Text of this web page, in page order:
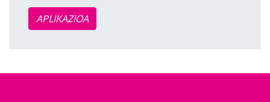
APLIKAZIOA